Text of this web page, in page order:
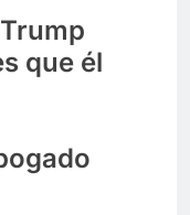
que él